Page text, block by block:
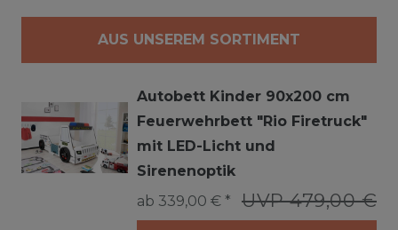
AUS UNSEREM SORTIMENT
Autobett Kinder 90x200 cm
Feuerwehrbett "Rio Firetruck"
mit LED-Licht und
Sirenenoptik
UVP 479,00 €
ab 339,00 € *